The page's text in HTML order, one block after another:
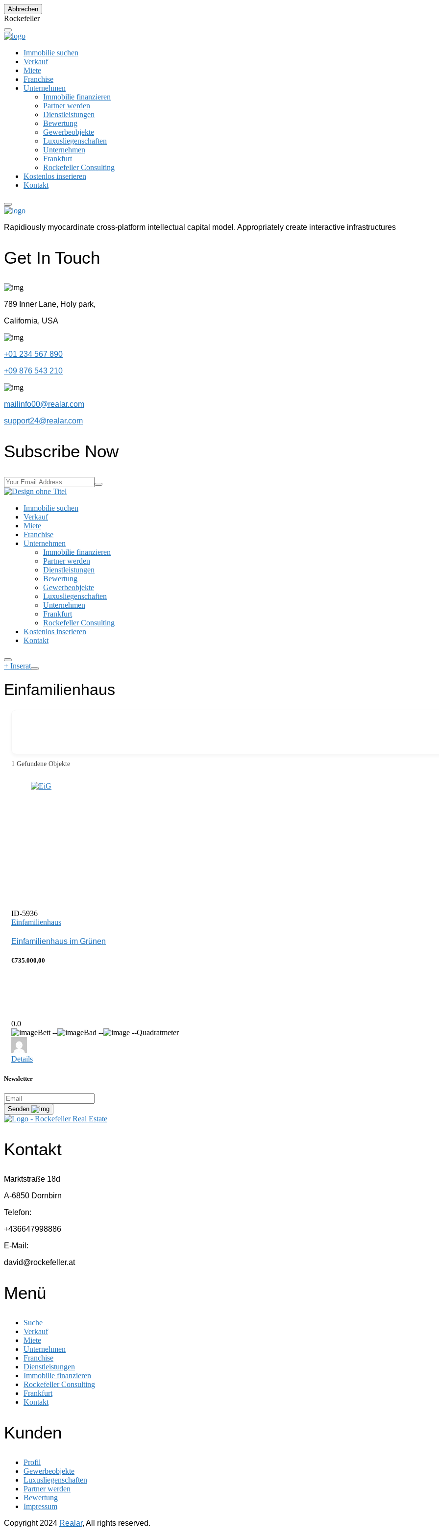
Abbrechen
Rockefeller
Immobilie suchen
Verkauf
Miete
Franchise
Unternehmen
Immobilie finanzieren
Partner werden
Dienstleistungen
Bewertung
Gewerbeobjekte
Luxusliegenschaften
Unternehmen
Frankfurt
Rockefeller Consulting
Kostenlos inserieren
Kontakt
Rapidiously myocardinate cross-platform intellectual capital model. Appropriately create interactive infrastructures
Get In Touch
789 Inner Lane, Holy park,
California, USA
+01 234 567 890
+09 876 543 210
mailinfo00@realar.com
support24@realar.com
Subscribe Now
Immobilie suchen
Verkauf
Miete
Franchise
Unternehmen
Immobilie finanzieren
Partner werden
Dienstleistungen
Bewertung
Gewerbeobjekte
Luxusliegenschaften
Unternehmen
Frankfurt
Rockefeller Consulting
Kostenlos inserieren
Kontakt
+ Inserat
Einfamilienhaus
1 Gefundene Objekte
ID-5936
Einfamilienhaus
Einfamilienhaus im Grünen
€735.000,00
0.0
Bett --
Bad -- --Quadratmeter
Details
Newsletter
Senden
Kontakt
Marktstraße 18d
A-6850 Dornbirn
Telefon:
+436647998886
E-Mail:
david@rockefeller.at
Menü
Suche
Verkauf
Miete
Unternehmen
Franchise
Dienstleistungen
Immobilie finanzieren
Rockefeller Consulting
Frankfurt
Kontakt
Kunden
Profil
Gewerbeobjekte
Luxusliegenschaften
Partner werden
Bewertung
Impressum
Copyright 2024 Realar, All rights reserved.